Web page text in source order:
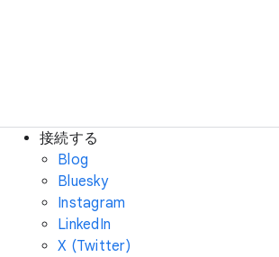
接続する
Blog
Bluesky
Instagram
LinkedIn
X (Twitter)